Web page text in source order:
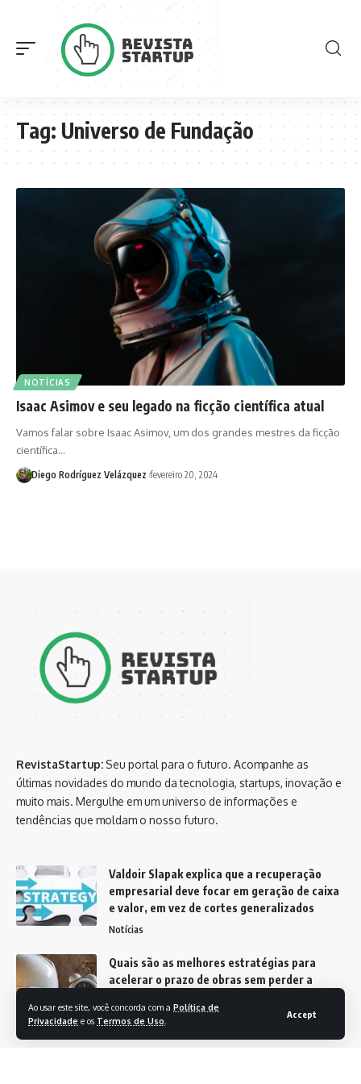
Ao usar este site, você concorda com a Política de
Privacidade e os Termos de Uso
Accept
Tag: Universo de Fundação
NOTÍCIAS
Isaac Asimov e seu legado na ficção científica atual
Vamos falar sobre Isaac Asimov, um dos grandes mestres da ficção
científica…
Diego Rodríguez Velázquez fevereiro 20, 2024
RevistaStartup: Seu portal para o futuro. Acompanhe as
últimas novidades do mundo da tecnologia, startups, inovação e
muito mais. Mergulhe em um universo de informações e
tendências que moldam o nosso futuro.
Valdoir Slapak explica que a recuperação
empresarial deve focar em geração de caixa
e valor, em vez de cortes generalizados
Notícias
Quais são as melhores estratégias para
acelerar o prazo de obras sem perder a
Juan Passos Varjão Bomfim